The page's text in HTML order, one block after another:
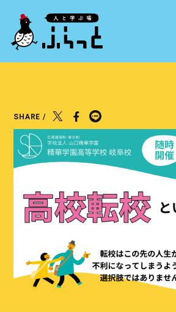
フリースクールふらっと
学び舎ふらっと
視察受け入れ・研修、講演依頼
大人の語りBAR
ふらっとファンクラブ
ブログ
SHARE /